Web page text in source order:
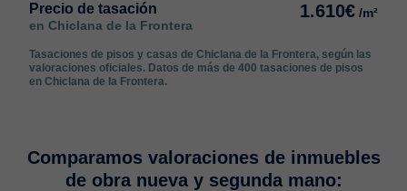
Precio de tasación
en Chiclana de la Frontera
1.610€ /m²
Tasaciones de pisos y casas de Chiclana de la Frontera, según las
valoraciones oficiales. Datos de más de 400 tasaciones de pisos
en Chiclana de la Frontera.
Comparamos valoraciones de inmuebles
de obra nueva y segunda mano: